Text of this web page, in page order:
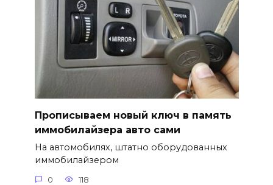
Прописываем новый ключ в память
иммобилайзера авто сами
На автомобилях, штатно оборудованных
иммобилайзером
0 118